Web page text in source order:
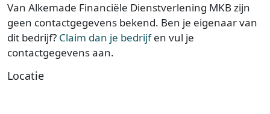
Van Alkemade Financiële Dienstverlening MKB zijn
geen contactgegevens bekend. Ben je eigenaar van
dit bedrijf? Claim dan je bedrijfen vul je
contactgegevens aan.
Locatie